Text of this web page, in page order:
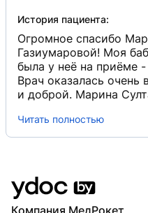
История пациента:
Огромное спасибо
Газиумаровой! Моя
была у неё на приёме -
Врач оказалась очень
и доброй. Марина
процедуру провела
спешки. Бабушка
пожилым людям
заботой. Обязательно
к ней! Спасибо
Читать полностью
Компания МедРокет